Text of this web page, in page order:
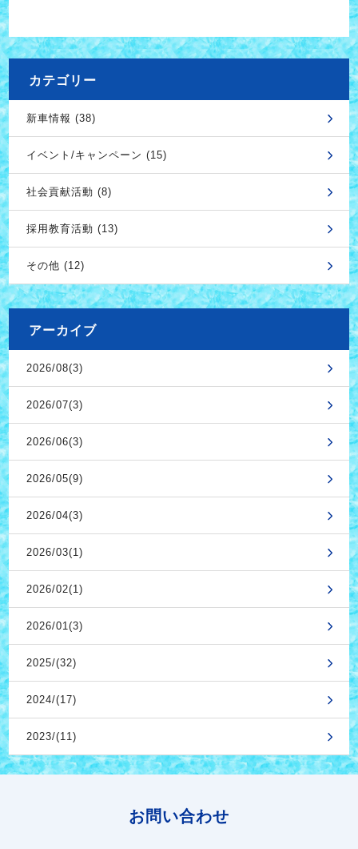
カテゴリー
新車情報 (38)
イベント/キャンペーン (15)
社会貢献活動 (8)
採用教育活動 (13)
その他 (12)
アーカイブ
2026/08(3)
2026/07(3)
2026/06(3)
2026/05(9)
2026/04(3)
2026/03(1)
2026/02(1)
2026/01(3)
2025/(32)
2024/(17)
2023/(11)
お問い合わせ